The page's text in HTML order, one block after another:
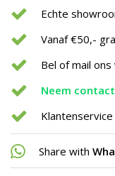
Echte
Vanaf €50,-
Bel of mail
Neem
Klantenservice
Share with